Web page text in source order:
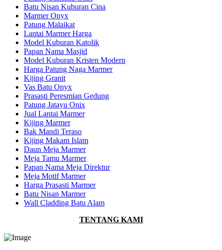
Batu Nisan Kuburan Cina
Marmer Onyx
Patung Malaikat
Lantai Marmer Harga
Model Kuburan Katolik
Papan Nama Masjid
Model Kuburan Kristen Modern
Harga Patung Naga Marmer
Kijing Granit
Vas Batu Onyx
Prasasti Peresmian Gedung
Patung Jatayu Onix
Jual Lantai Marmer
Kijing Marmer
Bak Mandi Teraso
Kijing Makam Islam
Daun Meja Marmer
Meja Tamu Marmer
Papan Nama Meja Direktur
Meja Motif Marmer
Harga Prasasti Marmer
Batu Nisan Marmer
Wall Cladding Batu Alam
TENTANG KAMI